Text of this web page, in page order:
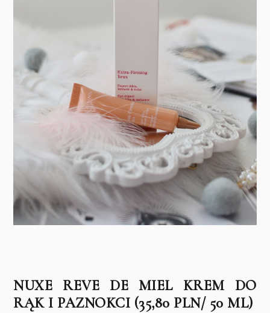
NUXE REVE DE MIEL KREM DO
RĄK I PAZNOKCI (35,80 PLN/ 50 ML)